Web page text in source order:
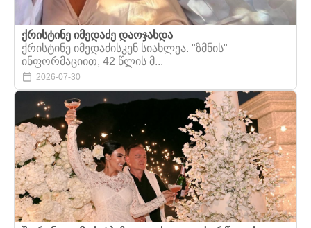
ქრისტინე იმედაძე დაოჯახდა
ქრისტინე იმედაძისკენ სიახლეა. "ზმნის"
ინფორმაციით, 42 წლის მ...
2026-07-30